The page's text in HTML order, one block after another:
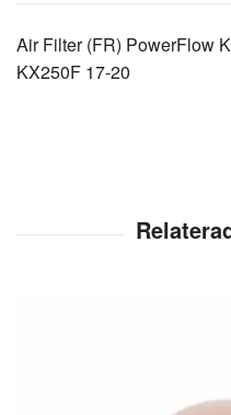
Air Filter (FR) PowerFlow
KX250F 17-20